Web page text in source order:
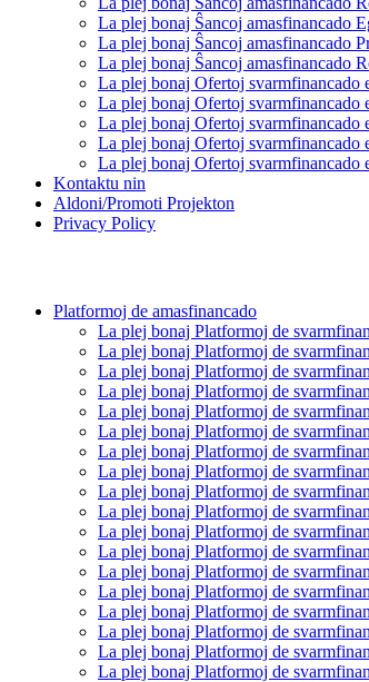
La plej bonaj Ŝancoj amasfinancado
La plej bonaj Ŝancoj amasfinancado
La plej bonaj Ŝancoj amasfinancado
La plej bonaj Ofertoj svarmfinancado
La plej bonaj Ofertoj svarmfinancado
La plej bonaj Ofertoj svarmfinancado
La plej bonaj Ofertoj svarmfinancado
La plej bonaj Ofertoj svarmfinancado
Kontaktu nin
Aldoni/Promoti Projekton
Privacy Policy
Platformoj de amasfinancado
La plej bonaj Platformoj de
La plej bonaj Platformoj de
La plej bonaj Platformoj de
La plej bonaj Platformoj de
La plej bonaj Platformoj de
La plej bonaj Platformoj de
La plej bonaj Platformoj de
La plej bonaj Platformoj de
La plej bonaj Platformoj de
La plej bonaj Platformoj de
La plej bonaj Platformoj de
La plej bonaj Platformoj de
La plej bonaj Platformoj de
La plej bonaj Platformoj de
La plej bonaj Platformoj de
La plej bonaj Platformoj de
La plej bonaj Platformoj de
La plej bonaj Platformoj de